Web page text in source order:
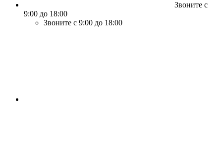
Звоните с
9:00 до 18:00
Звоните с 9:00 до 18:00